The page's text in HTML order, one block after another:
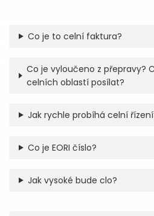
Co je to celní faktura?
Co je vyloučeno z přepravy?
celních oblastí posílat?
Jak rychle probíhá celní
Co je EORI číslo?
Jak vysoké bude clo?